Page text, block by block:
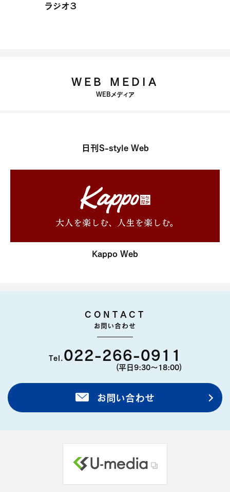
ラジオ３
WEB MEDIA
WEBメディア
日刊S-style Web
Kappo Web
CONTACT
お問い合わせ
Tel.022-266-0911
(平日9:30〜18:00)
お問い合わせ